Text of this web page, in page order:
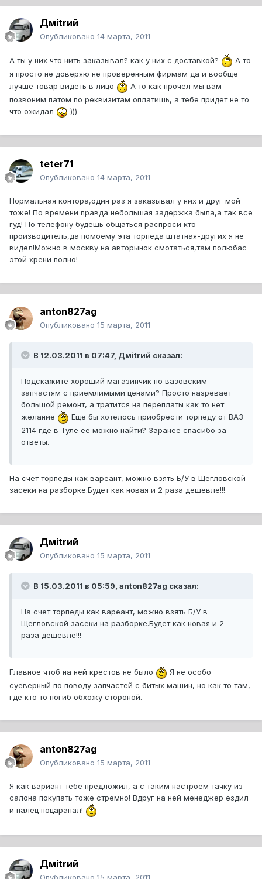
Дмitrий
Опубликовано 14 марта, 2011
А ты у них что нить заказывал? как у них с доставкой?
А то
я просто не доверяю не проверенным фирмам да и вообще
лучше товар видеть в лицо
А то как прочел мы вам
позвоним патом по реквизитам оплатишь, а тебе придет не то
что ожидал
)))
teter71
Опубликовано 14 марта, 2011
Нормальная контора,один раз я заказывал у них и друг мой
тоже! По времени правда небольшая задержка была,а так все
гуд! По телефону будешь общаться распроси кто
производитель,да помоему эта торпеда штатная-других я не
видел!Можно в москву на авторынок смотаться,там полюбас
этой хрени полно!
anton827ag
Опубликовано 15 марта, 2011
В 12.03.2011 в 07:47, Дмitrий сказал:
Подскажите хороший магазинчик по вазовским
запчастям с приемлимыми ценами? Просто назревает
большой ремонт, а тратится на переплаты как то нет
желание
Еще бы хотелось приобрести торпеду от ВАЗ
2114 где в Туле ее можно найти? Заранее спасибо за
ответы.
На счет торпеды как вареант, можно взять Б/У в Щегловской
засеки на разборке.Будет как новая и 2 раза дешевле!!!
Дмitrий
Опубликовано 15 марта, 2011
В 15.03.2011 в 05:59, anton827ag сказал:
На счет торпеды как вареант, можно взять Б/У в
Щегловской засеки на разборке.Будет как новая и 2
раза дешевле!!!
Главное чтоб на ней крестов не было
Я не особо
суеверный по поводу запчастей с битых машин, но как то там,
где кто то погиб обхожу стороной.
anton827ag
Опубликовано 15 марта, 2011
Я как вариант тебе предложил, а с таким настроем тачку из
салона покупать тоже стремно! Вдруг на ней менеджер ездил
и палец поцарапал!
Дмitrий